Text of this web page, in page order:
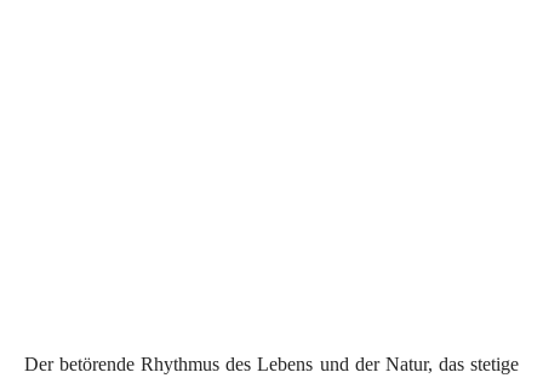
Der betörende Rhythmus des Lebens und der Natur, das stetige